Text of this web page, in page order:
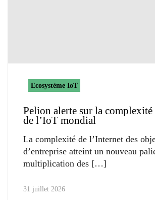
Ecosystème IoT
Pelion alerte sur la complexité
de l’IoT mondial
La complexité de l’Internet des
d’entreprise atteint un nouveau
multiplication des
31 juillet 2026